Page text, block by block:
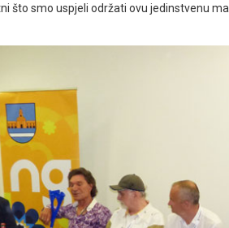
što smo uspjeli održati ovu jedinstvenu